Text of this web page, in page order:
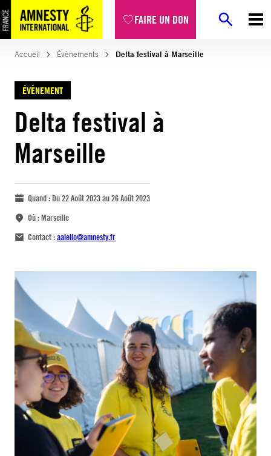
FAIRE UN DON
Accueil Évènements Delta festival à Marseille
ÉVÈNEMENT
Delta festival à
Marseille
Quand :Du 22 Août 2023 au 26 Août 2023
Où :Marseille
Contact :aaiello@amnesty.fr